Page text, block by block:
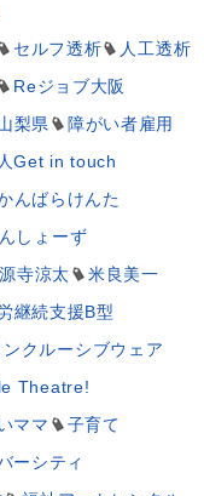
セルフ透析
人工透析
Reジョブ大阪
梨県
障がい者雇用
Get in touch
んばらけんた
しょーず
寺涼太
米良美一
継続支援B型
ンクルーシブウェア
Theatre!
ママ
子育て
ーシティ